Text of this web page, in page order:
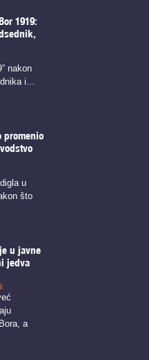
1919:
nakon
i...
promenio
u
što
u javne
jedva
a